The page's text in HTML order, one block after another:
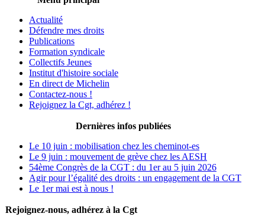
Actualité
Défendre mes droits
Publications
Formation syndicale
Collectifs Jeunes
Institut d'histoire sociale
En direct de Michelin
Contactez-nous !
Rejoignez la Cgt, adhérez !
Dernières infos publiées
Le 10 juin : mobilisation chez les cheminot-es
Le 9 juin : mouvement de grève chez les AESH
54ème Congrès de la CGT : du 1er au 5 juin 2026
Agir pour l’égalité des droits : un engagement de la CGT
Le 1er mai est à nous !
Rejoignez-nous, adhérez à la Cgt